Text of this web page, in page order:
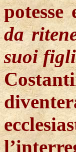
da
suoi figli